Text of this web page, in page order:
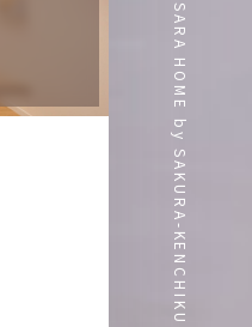
SARA HOME by SAKURA-KENCHIKU